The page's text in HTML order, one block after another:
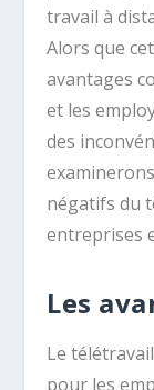
travail à
Alors que
avantages
et les
des
négatifs du
entreprises
Les
Le
pour les